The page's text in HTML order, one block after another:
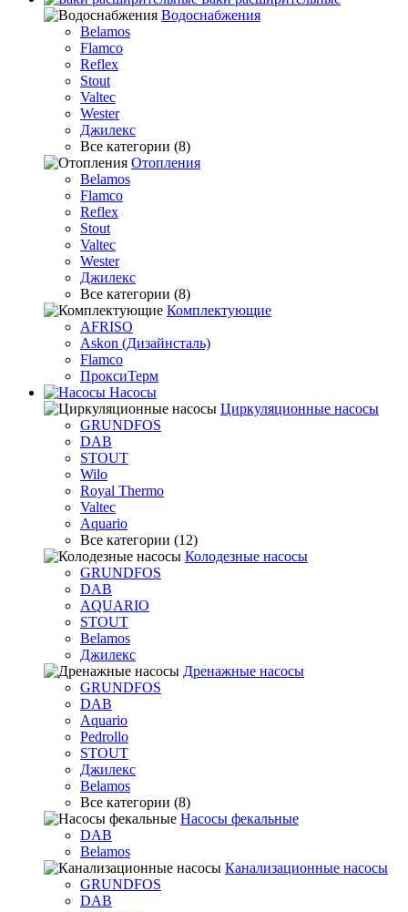
Водоснабжения
Belamos
Flamco
Reflex
Stout
Valtec
Wester
Джилекс
Все категории (8)
Отопления
Belamos
Flamco
Reflex
Stout
Valtec
Wester
Джилекс
Все категории (8)
Комплектующие
AFRISO
Askon (Дизайнсталь)
Flamco
ПроксиТерм
Насосы
Циркуляционные насосы
GRUNDFOS
DAB
STOUT
Wilo
Royal Thermo
Valtec
Aquario
Все категории (12)
Колодезные насосы
GRUNDFOS
DAB
AQUARIO
STOUT
Belamos
Джилекс
Дренажные насосы
GRUNDFOS
DAB
Aquario
Pedrollo
STOUT
Джилекс
Belamos
Все категории (8)
Насосы фекальные
DAB
Belamos
Канализационные насосы
GRUNDFOS
DAB